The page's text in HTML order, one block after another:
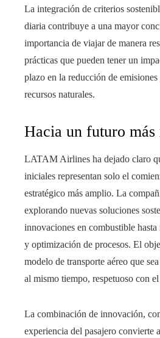
La integración de criterios
diaria contribuye a una mayor
importancia de viajar de manera
prácticas que pueden tener un
plazo en la reducción de
recursos naturales.
Hacia un futuro más
LATAM Airlines ha dejado claro
iniciales representan solo el
estratégico más amplio. La
explorando nuevas soluciones
innovaciones en combustible
y optimización de procesos. El
modelo de transporte aéreo que
al mismo tiempo, respetuoso con
La combinación de innovación,
experiencia del pasajero convierte